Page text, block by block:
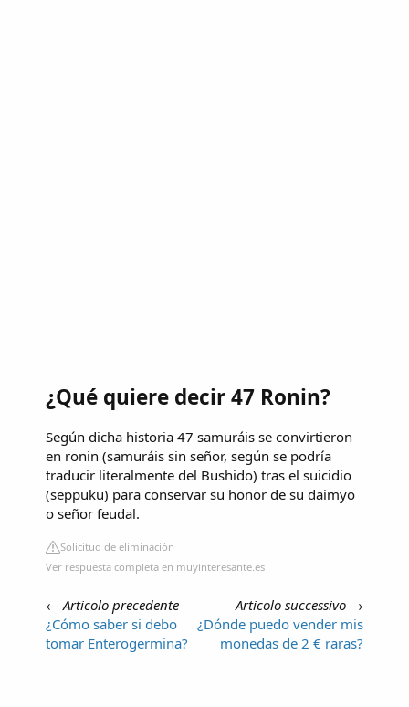
¿Qué quiere decir 47 Ronin?
Según dicha historia 47 samuráis se convirtieron
en ronin (samuráis sin señor, según se podría
traducir literalmente del Bushido) tras el suicidio
(seppuku) para conservar su honor de su daimyo
o señor feudal.
Solicitud de eliminación
Ver respuesta completa en muyinteresante.es
←Articolo precedente
¿Cómo saber si debo
tomar Enterogermina?
Articolo successivo →
¿Dónde puedo vender mis
monedas de 2 € raras?